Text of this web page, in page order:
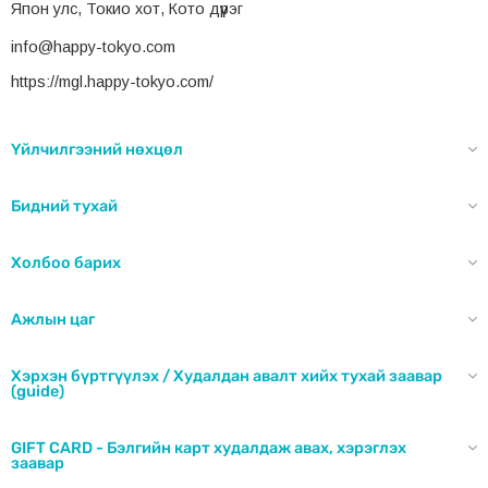
Kаротин:Хүнсээр нөхөж авахад хэцүү, хүний биед
Дээд зэрэглэлийн загасны тосыг хүний биед сайн
хана бөглөрөлтийг үүсгэхгүй байлгахад туслаж олон төрлийн
GABA & Коэнзим Q10: Стрэсснээс гаргаж, өдөр бүр
идэвхитэй эрч хүчтэй болгоно.
Япон улс, Токио хот, Кото дүүрэг
info@happy-tokyo.com
https://mgl.happy-tokyo.com/
Үйлчилгээний нөхцөл
Бидний тухай
Холбоо барих
Ажлын цаг
Хэрхэн бүртгүүлэх / Худалдан авалт хийх тухай заавар
(guide)
GIFT CARD - Бэлгийн карт худалдаж авах, хэрэглэх
заавар